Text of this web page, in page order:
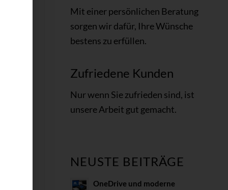
Mit einer persönlichen Beratung
sorgen wir dafür, Ihre Wünsche
bestens zu erfüllen.
Zufriedene Kunden
Nur wenn Siezufrieden sind, ist
unsere Arbeit gut gemacht.
NEUSTE BEITRÄGE
OneDrive und moderne